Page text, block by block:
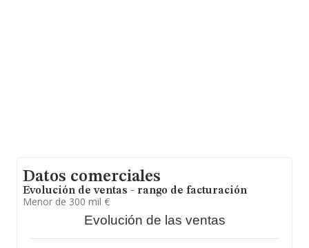
Datos comerciales
Evolución de ventas - rango de facturación
Menor de 300 mil €
Evolución de las ventas